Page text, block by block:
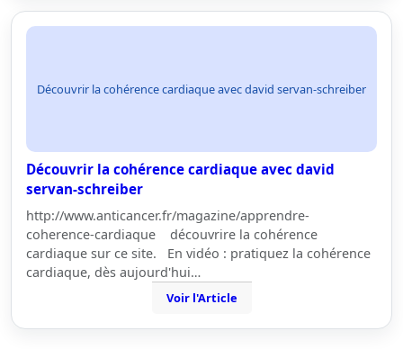
Découvrir la cohérence cardiaque avec david servan-schreiber
Découvrir la cohérence cardiaque avec david
servan-schreiber
http://www.anticancer.fr/magazine/apprendre-
coherence-cardiaque découvrire la cohérence
cardiaque sur ce site. En vidéo : pratiquez la cohérence
cardiaque, dès aujourd'hui…
Voir l'Article